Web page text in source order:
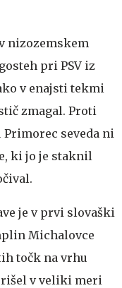
nizozemskem
pri PSV iz
v enajsti tekmi
zmagal. Proti
seveda ni
ki jo je staknil
je v prvi slovaški
Michalovce
točk na vrhu
v veliki meri